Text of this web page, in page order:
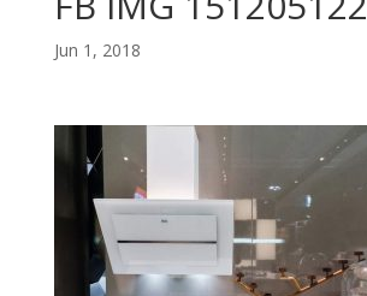
Jun 1, 2018